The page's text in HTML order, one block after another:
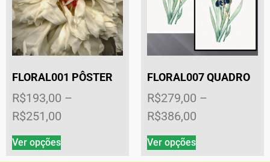
FLORAL001 PÔSTER
R$193,00 –
R$251,00
Ver opções
FLORAL007 QUADRO
R$279,00 –
R$386,00
Ver opções